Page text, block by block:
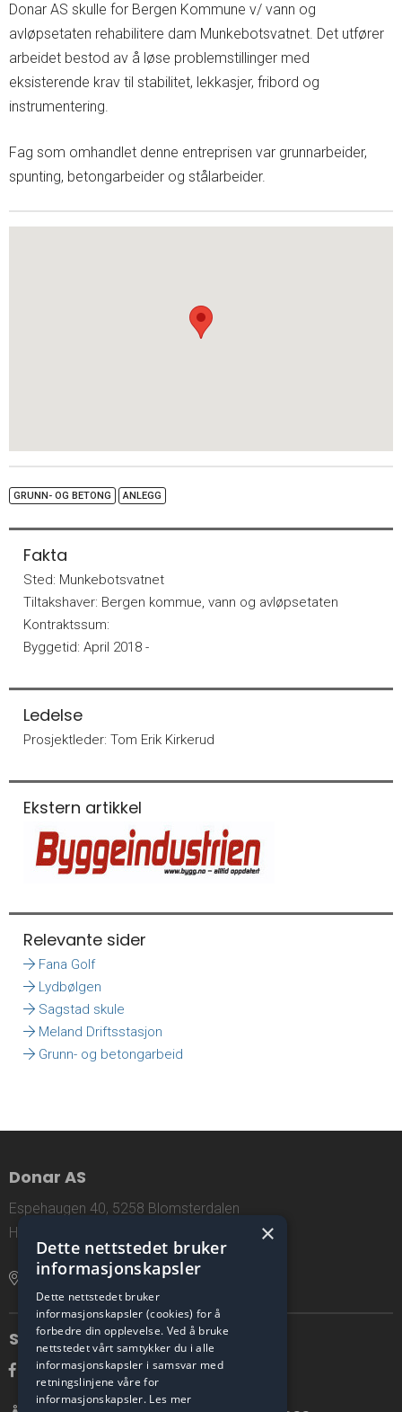
Donar AS skulle for Bergen Kommune v/ vann og
avløpsetaten rehabilitere dam Munkebotsvatnet. Det utfører
arbeidet bestod av å løse problemstillinger med
eksisterende krav til stabilitet, lekkasjer, fribord og
instrumentering.
Fag som omhandlet denne entreprisen var grunnarbeider,
spunting, betongarbeider og stålarbeider.
GRUNN- OG BETONG ANLEGG
Fakta
Sted: Munkebotsvatnet
Tiltakshaver: Bergen kommue, vann og avløpsetaten
Kontraktssum:
Byggetid: April 2018 -
Ledelse
Prosjektleder: Tom Erik Kirkerud
Ekstern artikkel
Relevante sider
Fana Golf
Lydbølgen
Sagstad skule
Meland Driftsstasjon
Grunn- og betongarbeid
Donar AS
Espehaugen 40, 5258 Blomsterdalen
Hordaland, Norway
Åpne lokasjon i Google Maps
Sosiale medier
×
Dette nettstedet bruker
informasjonskapsler
Dette nettstedet bruker
informasjonskapsler (cookies) for å
forbedre din opplevelse. Ved å bruke
nettstedet vårt samtykker du i alle
informasjonskapsler i samsvar med
retningslinjene våre for
informasjonskapsler. Les mer